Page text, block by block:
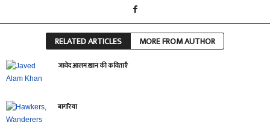
RELATED ARTICLES MORE FROM AUTHOR
जावेद आलम ख़ान की कविताएँ
बागरिया